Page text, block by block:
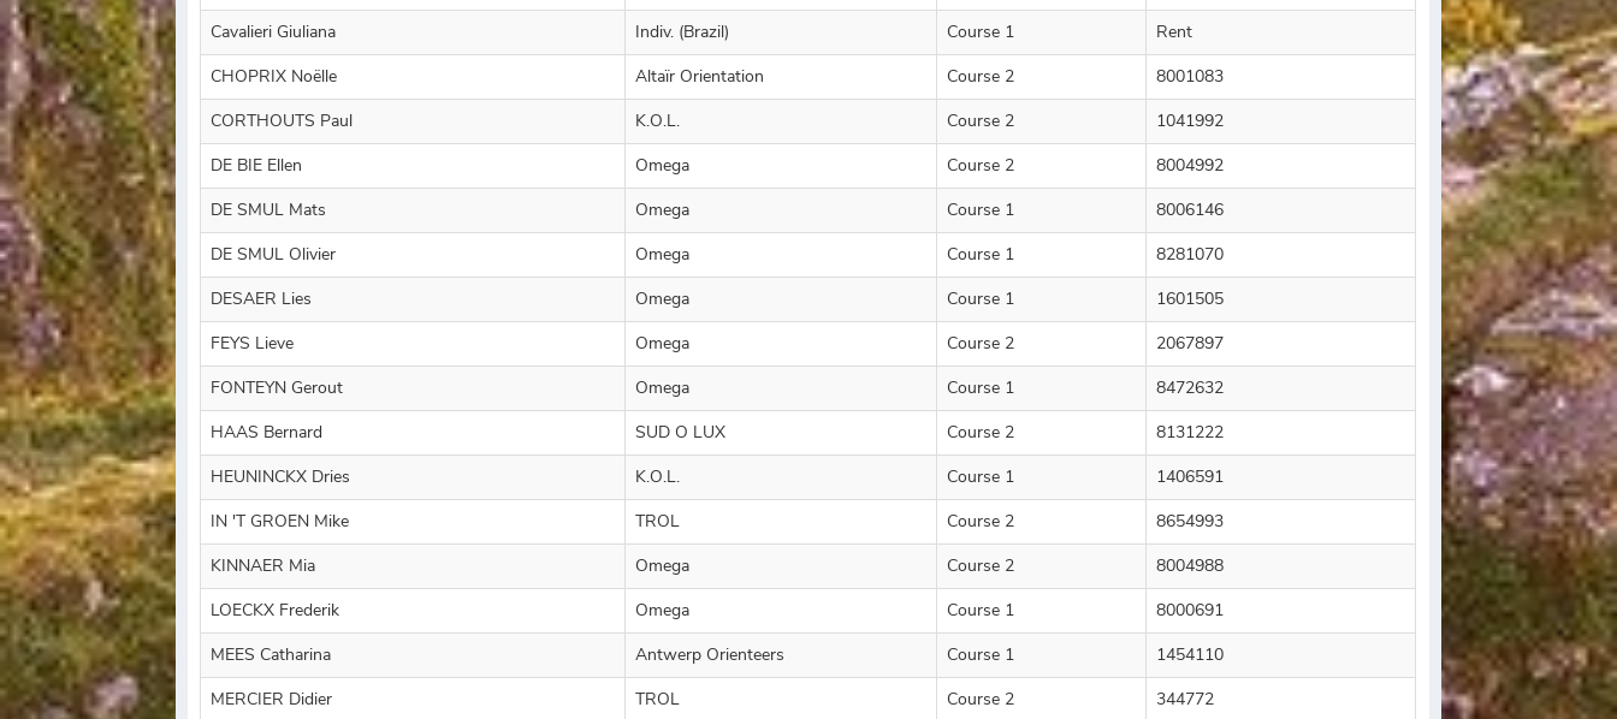
Cavalieri Giuliana
Indiv. (Brazil) Course 1
Rent
CHOPRIX Noëlle
Altaïr Orientation Course 2
8001083
CORTHOUTS Paul
K.O.L. Course 2
1041992
DE BIE Ellen
Omega Course 2
8004992
DE SMUL Mats
Omega Course 1
8006146
DE SMUL Olivier
Omega Course 1
8281070
DESAER Lies
Omega Course 1
1601505
FEYS Lieve
Omega Course 2
2067897
FONTEYN Gerout
Omega Course 1
8472632
HAAS Bernard
SUD O LUX Course 2
8131222
HEUNINCKX Dries
K.O.L. Course 1
1406591
IN 'T GROEN Mike
TROL Course 2
8654993
KINNAER Mia
Omega Course 2
8004988
LOECKX Frederik
Omega Course 1
8000691
MEES Catharina
Antwerp Orienteers Course 1
1454110
MERCIER Didier
TROL Course 2 344772